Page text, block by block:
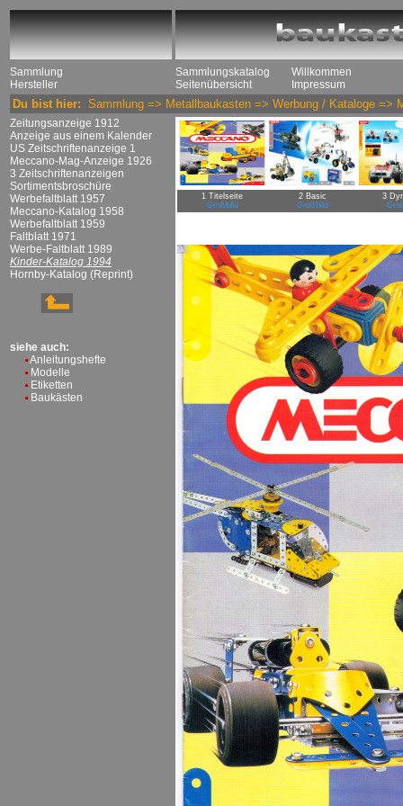
Sammlung
Hersteller
Sammlungskatalog
Seitenübersicht
Willkommen
Impressum
Du bist hier: Sammlung => Metallbaukasten => Werbung / Kataloge =>
Zeitungsanzeige 1912
Anzeige aus einem Kalender
US Zeitschriftenanzeige 1
Meccano-Mag-Anzeige 1926
3 Zeitschriftenanzeigen
Sortimentsbroschüre
Werbefaltblatt 1957
Meccano-Katalog 1958
Werbefaltblatt 1959
Faltblatt 1971
Werbe-Faltblatt 1989
Kinder-Katalog 1994
Hornby-Katalog (Reprint)
siehe auch:
Anleitungshefte
Modelle
Etiketten
Baukästen
1 Titelseite
Großbild
2 Basic
Großbild
3